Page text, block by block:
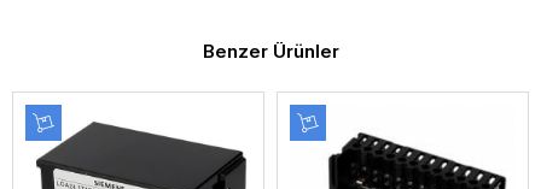
Benzer Ürünler